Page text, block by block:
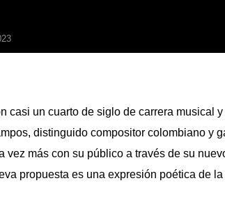
casi un cuarto de siglo de carrera musical
distinguido compositor colombiano y
vez más con su público a través de su
propuesta es una expresión poética de